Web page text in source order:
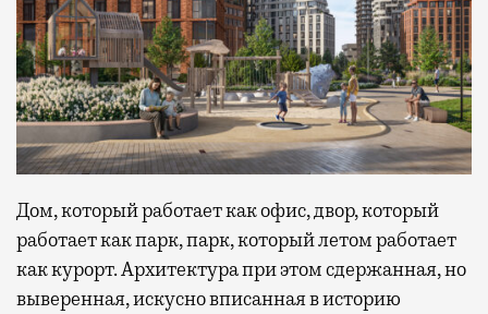
Дом, который работает как офис, двор, который
работает как парк, парк, который летом работает
как курорт. Архитектура при этом сдержанная, но
выверенная, искусно вписанная в историю